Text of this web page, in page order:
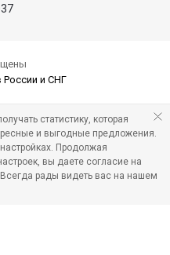
России и СНГ
статистику, которая
и выгодные предложения.
Продолжая
вы даете согласие на
рады видеть вас на нашем